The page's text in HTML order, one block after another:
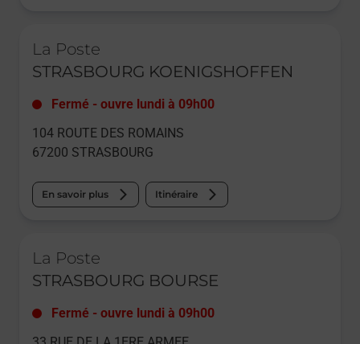
La Poste
STRASBOURG KOENIGSHOFFEN
Fermé - ouvre lundi à 09h00
104 ROUTE DES ROMAINS
67200 STRASBOURG
En savoir plus Itinéraire
La Poste
STRASBOURG BOURSE
Fermé - ouvre lundi à 09h00